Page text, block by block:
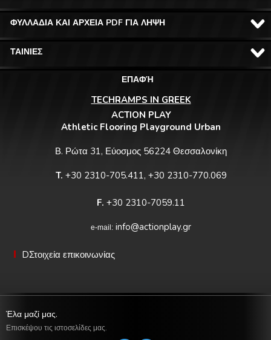
ΦΥΛΛΑΔΙΑ ΚΑΙ ΑΡΧΕΙΑ PDF ΓΙΑ ΛΗΨΗ
ΤΑΙΝΙΕΣ
ΕΠΑΦΉ
TECHRAMPS IN GREEK
ACTION PLAY
Athletic Flooring Playground Urban
Β. Ρώτα 31, Εύοσμος 56224 Θεσσαλονίκη
T. +30 2310-705.411, +30 2310-770.069
F. +30 2310-7059.11
e-mail: info@actionplay.gr
DΣτοιχεία επικοινωνίας
Έλα μαζί μας.
Επισκέψου τις ιστοσελίδες μας.